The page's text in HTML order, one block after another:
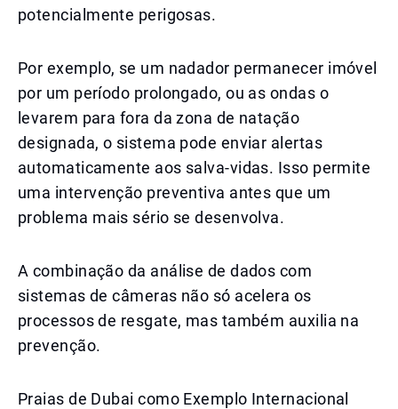
potencialmente perigosas.
Por exemplo, se um nadador permanecer imóvel
por um período prolongado, ou as ondas o
levarem para fora da zona de natação
designada, o sistema pode enviar alertas
automaticamente aos salva-vidas. Isso permite
uma intervenção preventiva antes que um
problema mais sério se desenvolva.
A combinação da análise de dados com
sistemas de câmeras não só acelera os
processos de resgate, mas também auxilia na
prevenção.
Praias de Dubai como Exemplo Internacional